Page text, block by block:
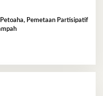
Pemetaan Partisipatif